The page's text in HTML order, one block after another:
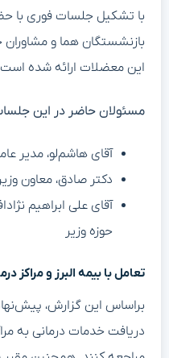
با تشکیل جلسات فوری با
بازنشستگان هما و مشاوران
این معضلات ارائه شده
مسئولان حاضر در این
آقای هاشم‌لو، مدیر
دکتر صادق، معاون
آقای علی ابراهیم
حوزه وزیر
تعامل با بیمه البرز و مراکز
براساس این گزارش،
دریافت خدمات درمانی به